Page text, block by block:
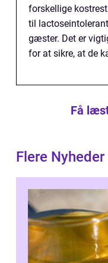
forskellige
til
gæster. Det er
for at sikre, at de
Få
Flere Nyheder